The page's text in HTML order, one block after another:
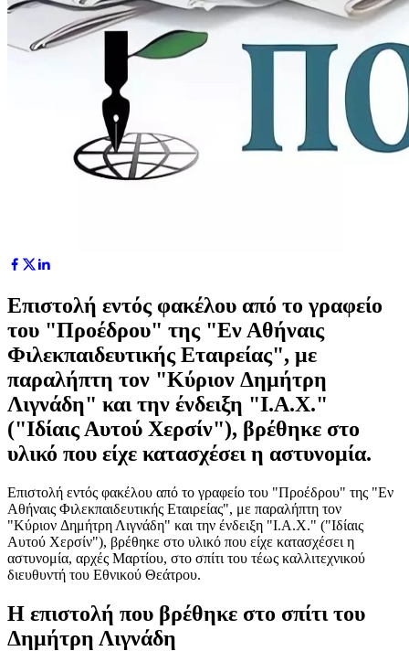
Επιστολή εντός φακέλου από το γραφείο
του "Προέδρου" της "Εν Αθήναις
Φιλεκπαιδευτικής Εταιρείας", με
παραλήπτη τον "Κύριον Δημήτρη
Λιγνάδη" και την ένδειξη "Ι.Α.Χ."
("Ιδίαις Αυτού Χερσίν"), βρέθηκε στο
υλικό που είχε κατασχέσει η αστυνομία.
Επιστολή εντός φακέλου από το γραφείο του "Προέδρου" της "Εν
Αθήναις Φιλεκπαιδευτικής Εταιρείας", με παραλήπτη τον
"Κύριον Δημήτρη Λιγνάδη" και την ένδειξη "Ι.Α.Χ." ("Ιδίαις
Αυτού Χερσίν"), βρέθηκε στο υλικό που είχε κατασχέσει η
αστυνομία, αρχές Μαρτίου, στο σπίτι του τέως καλλιτεχνικού
διευθυντή του Εθνικού Θεάτρου.
Η επιστολή που βρέθηκε στο σπίτι του
Δημήτρη Λιγνάδη